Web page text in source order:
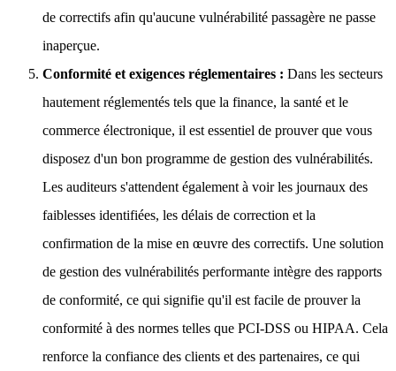
de correctifs afin qu'aucune vulnérabilité passagère ne passe
inaperçue.
Conformité et exigences réglementaires : Dans les secteurs
hautement réglementés tels que la finance, la santé et le
commerce électronique, il est essentiel de prouver que vous
disposez d'un bon programme de gestion des vulnérabilités.
Les auditeurs s'attendent également à voir les journaux des
faiblesses identifiées, les délais de correction et la
confirmation de la mise en œuvre des correctifs. Une solution
de gestion des vulnérabilités performante intègre des rapports
de conformité, ce qui signifie qu'il est facile de prouver la
conformité à des normes telles que PCI-DSS ou HIPAA. Cela
renforce la confiance des clients et des partenaires, ce qui